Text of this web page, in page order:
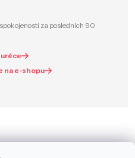
za posledních 90
na e-shopu